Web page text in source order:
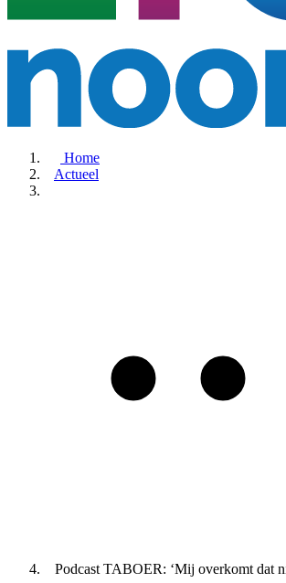
Home
Actueel
Podcast TABOER: ‘Mij overkomt dat